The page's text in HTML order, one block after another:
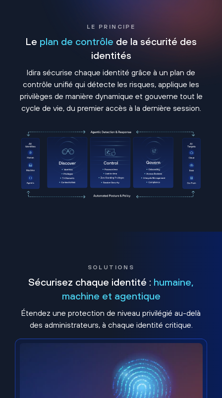
LE PRINCIPE
Le plan de contrôle de la sécurité des
identités
Idira sécurise chaque identité grâce à un plan de
contrôle unifié qui détecte les risques, applique les
privilèges de manière dynamique et gouverne tout le
cycle de vie, du premier accès à la dernière session.
SOLUTIONS
Sécurisez chaque identité : humaine,
machine et agentique
Étendez une protection de niveau privilégié au-delà
des administrateurs, à chaque identité critique.